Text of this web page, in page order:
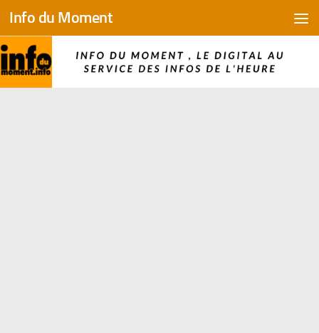
Skip to content
Info du Moment